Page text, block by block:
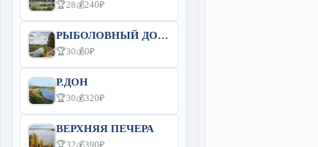
🏆28💰240₽
РЫБОЛОВНЫЙ ДОМ: НЕМАН
🏆30💰0₽
Р.ДОН
🏆30💰320₽
ВЕРХНЯЯ ПЕЧЕРА
🏆32💰390₽